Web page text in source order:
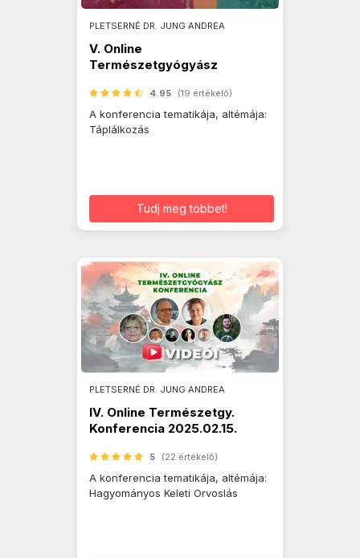
PLETSERNÉ DR. JUNG ANDREA
V. Online
Természetgyógyász
4.95 (19 értékelő)
A konferencia tematikája, altémája:
Táplálkozás
Tudj meg többet!
PLETSERNÉ DR. JUNG ANDREA
IV. Online Természetgy.
Konferencia 2025.02.15.
5 (22 értékelő)
A konferencia tematikája, altémája:
Hagyományos Keleti Orvoslás